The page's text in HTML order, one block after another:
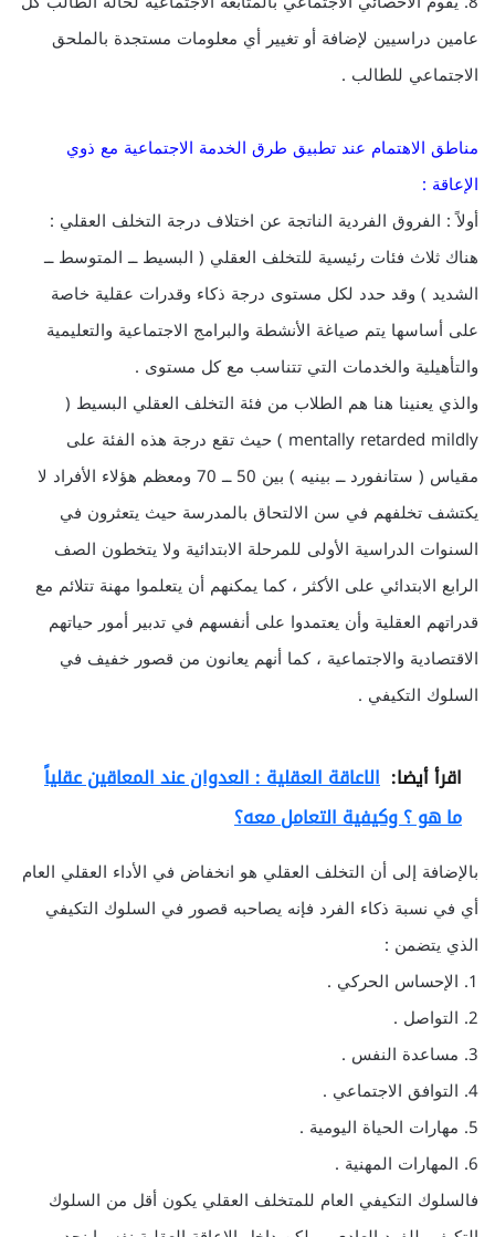
عامين دراسيين لإضافة أو تغيير أي معلومات مستجدة بالملحق
الاجتماعي للطالب .
مناطق الاهتمام عند تطبيق طرق الخدمة الاجتماعية مع ذوي
الإعاقة :
أولاً : الفروق الفردية الناتجة عن اختلاف درجة التخلف العقلي :
هناك ثلاث فئات رئيسية للتخلف العقلي ( البسيط ــ المتوسط ــ
الشديد ) وقد حدد لكل مستوى درجة ذكاء وقدرات عقلية خاصة
على أساسها يتم صياغة الأنشطة والبرامج الاجتماعية والتعليمية
والتأهيلية والخدمات التي تتناسب مع كل مستوى .
والذي يعنينا هنا هم الطلاب من فئة التخلف العقلي البسيط (
mentally retarded mildly ) حيث تقع درجة هذه الفئة على
مقياس ( ستانفورد ــ بينيه ) بين 50 ــ 70 ومعظم هؤلاء الأفراد لا
يكتشف تخلفهم في سن الالتحاق بالمدرسة حيث يتعثرون في
السنوات الدراسية الأولى للمرحلة الابتدائية ولا يتخطون الصف
الرابع الابتدائي على الأكثر ، كما يمكنهم أن يتعلموا مهنة تتلائم مع
قدراتهم العقلية وأن يعتمدوا على أنفسهم في تدبير أمور حياتهم
الاقتصادية والاجتماعية ، كما أنهم يعانون من قصور خفيف في
السلوك التكيفي .
اقرأ أيضا: الاعاقة العقلية : العدوان عند المعاقين عقلياً
ما هو ؟ وكيفية التعامل معه؟
بالإضافة إلى أن التخلف العقلي هو انخفاض في الأداء العقلي العام
أي في نسبة ذكاء الفرد فإنه يصاحبه قصور في السلوك التكيفي
الذي يتضمن :
1. الإحساس الحركي .
2. التواصل .
3. مساعدة النفس .
4. التوافق الاجتماعي .
5. مهارات الحياة اليومية .
6. المهارات المهنية .
فالسلوك التكيفي العام للمتخلف العقلي يكون أقل من السلوك